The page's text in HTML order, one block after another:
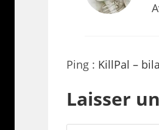
Ping : KillPal –
Laisser